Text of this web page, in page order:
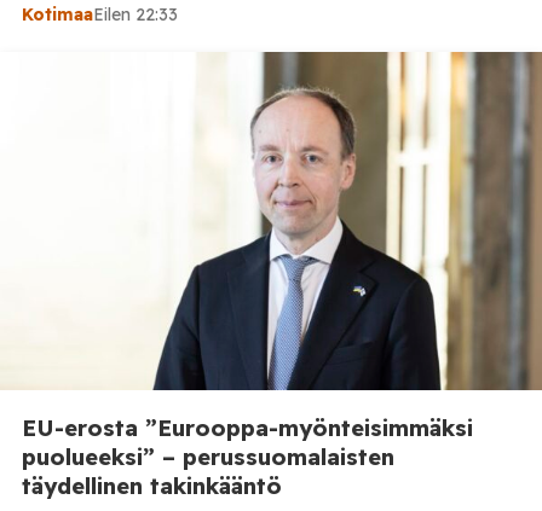
ilmoittanut tuoreesta Virolahden tapauksesta sekä
WOAH:n kautta että suoraan Venäjän
eläinlääkintäviranomaisille. Ruokavirasto kertoi Posi TV:lle
tarkempia tietoja Suomen ensimmäisestä afrikkalaisen
sikaruton tapauksesta sekä eläintautitietojen vaihdosta […]
KotimaaEilen 22:33
EU-erosta ”Eurooppa-myönteisimmäksi
puolueeksi” – perussuomalaisten
täydellinen takinkääntö